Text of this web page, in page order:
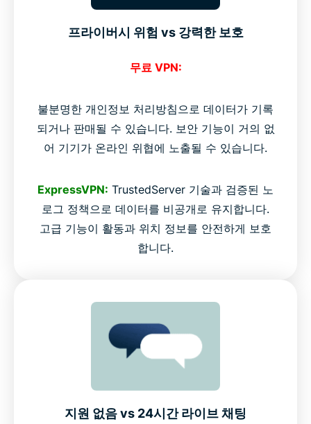
프라이버시 위험 vs 강력한 보호
무료 VPN:
불분명한 개인정보 처리방침으로 데이터가 기록
되거나 판매될 수 있습니다. 보안 기능이 거의 없
어 기기가 온라인 위협에 노출될 수 있습니다.
ExpressVPN: TrustedServer 기술과 검증된 노
로그 정책으로 데이터를 비공개로 유지합니다.
고급 기능이 활동과 위치 정보를 안전하게 보호
합니다.
지원 없음 vs 24시간 라이브 채팅